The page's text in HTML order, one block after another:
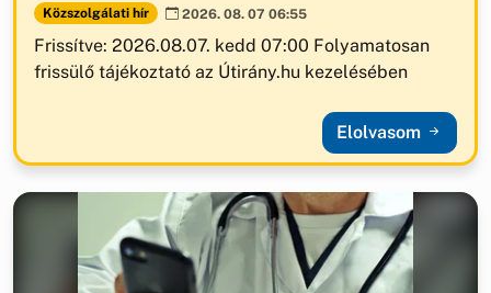
Közszolgálati hír 2026. 08. 07 06:55
Frissítve: 2026.08.07. kedd 07:00 Folyamatosan
frissülő tájékoztató az Útirány.hu kezelésében
Elolvasom